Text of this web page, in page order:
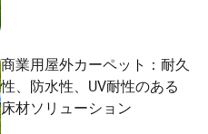
商業用屋外カーペット：耐久
性、防水性、UV耐性のある
床材ソリューション